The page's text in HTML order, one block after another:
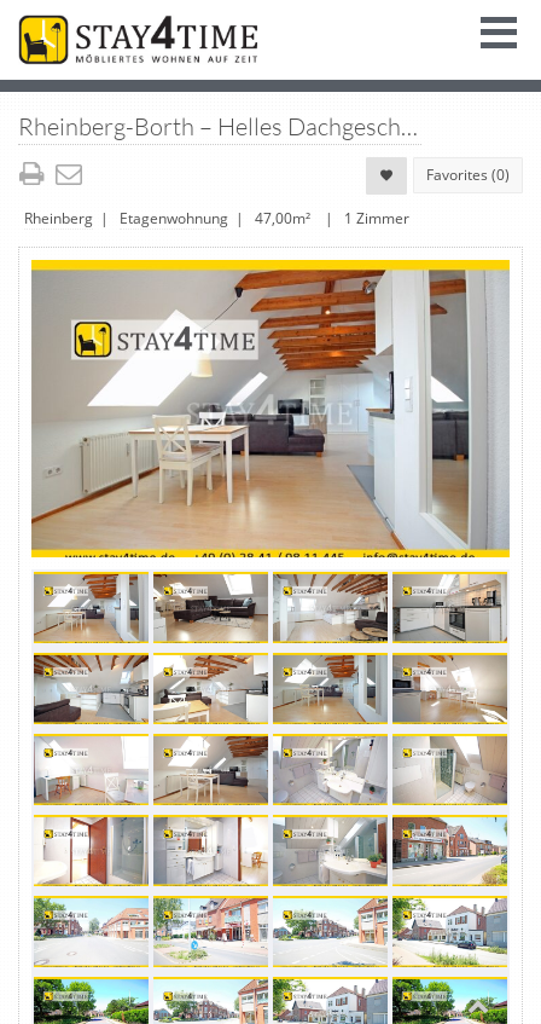
Rheinberg-Borth – Helles Dachgeschoss-Apartment Grenze Wesel-Büderrich
Favorites (0)
Rheinberg | Etagenwohnung | 47,00m² | 1 Zimmer